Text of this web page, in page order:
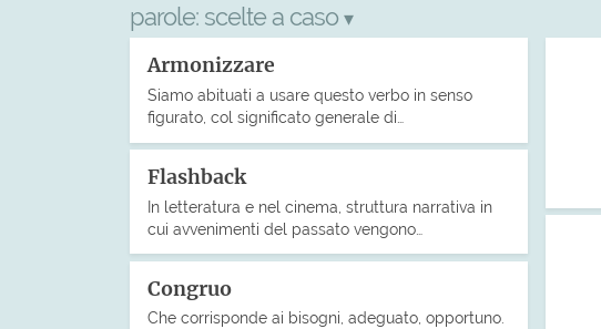
parole: scelte a caso ▾
Armonizzare
Siamo abituati a usare questo verbo in senso
figurato, col significato generale di…
Flashback
In letteratura e nel cinema, struttura narrativa in
cui avvenimenti del passato vengono…
Congruo
Che corrisponde ai bisogni, adeguato, opportuno.